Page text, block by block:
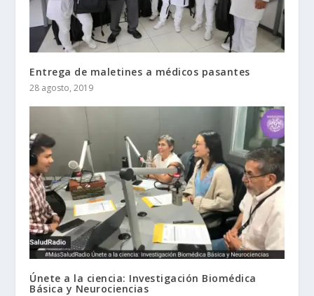
Entrega de maletines a médicos pasantes
28 agosto, 2019
Únete a la ciencia: Investigación Biomédica
Básica y Neurociencias